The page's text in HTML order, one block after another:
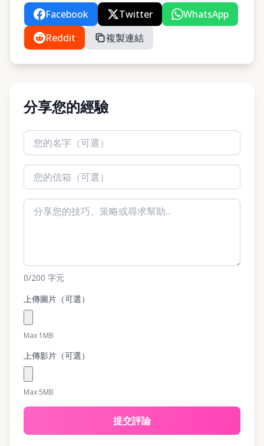
Facebook Twitter
WhatsApp
Reddit
複製連結
分享您的經驗
0/200 字元
上傳圖片（可選）
Max 1MB
上傳影片（可選）
Max 5MB
提交評論